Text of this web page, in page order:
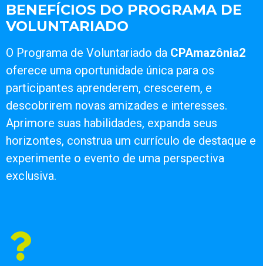
BENEFÍCIOS DO PROGRAMA DE
VOLUNTARIADO
O Programa de Voluntariado da CPAmazônia2
oferece uma oportunidade única para os
participantes aprenderem, crescerem, e
descobrirem novas amizades e interesses.
Aprimore suas habilidades, expanda seus
horizontes, construa um currículo de destaque e
experimente o evento de uma perspectiva
exclusiva.